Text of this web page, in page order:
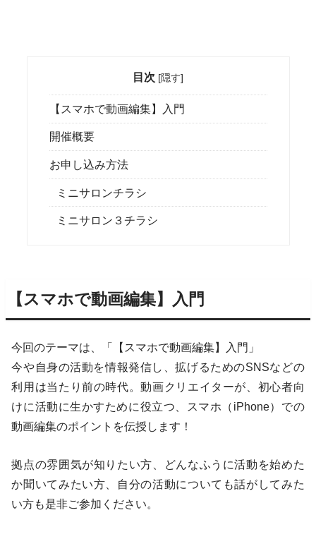
目次 [隠す]
【スマホで動画編集】入門
開催概要
お申し込み方法
ミニサロンチラシ
ミニサロン３チラシ
【スマホで動画編集】入門
今回のテーマは、「【スマホで動画編集】入門」
今や自身の活動を情報発信し、拡げるためのSNSなどの
利用は当たり前の時代。動画クリエイターが、初心者向
けに活動に生かすために役立つ、スマホ（iPhone）での
動画編集のポイントを伝授します！
拠点の雰囲気が知りたい方、どんなふうに活動を始めた
か聞いてみたい方、自分の活動についても話がしてみた
い方も是非ご参加ください。